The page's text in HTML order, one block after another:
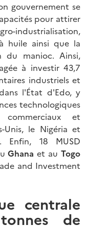
gouvernement se
pour attirer
industrialisation,
huile ainsi que la
du manioc. Ainsi,
à investir 43,7
industriels et
l'État d'Edo, y
technologiques
et
Unis, le Nigéria et
Enfin, 18 MUSD
Ghana et auTogo
and Investment
centrale
de